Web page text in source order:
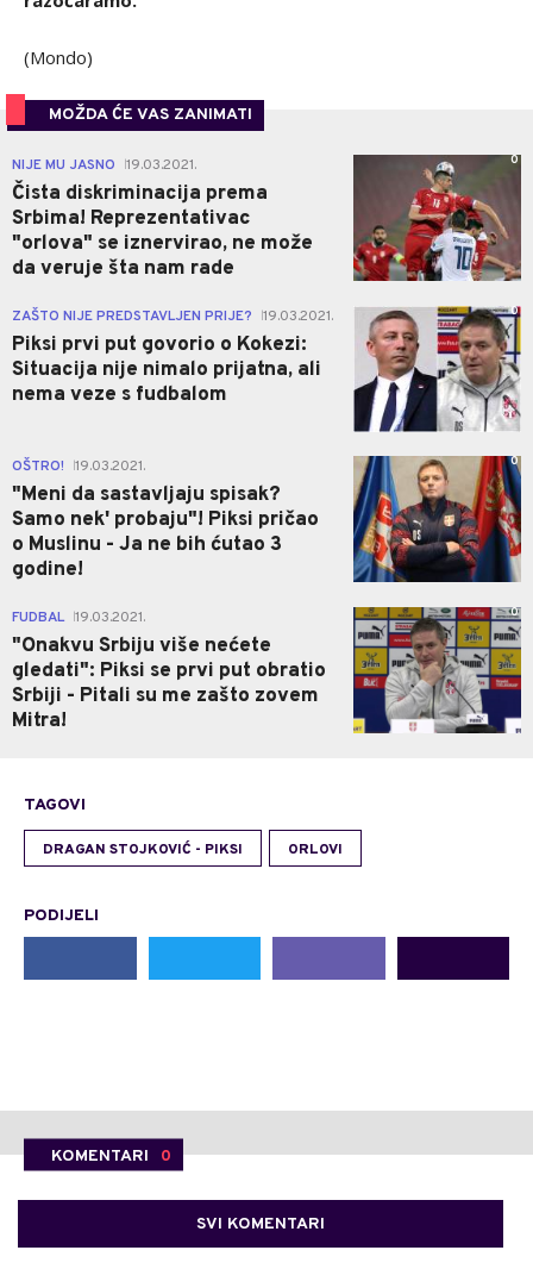
(Mondo)
MOŽDA ĆE VAS ZANIMATI
NIJE MU JASNO 19.03.2021.
Čista diskriminacija prema
Srbima! Reprezentativac
"orlova" se iznervirao, ne može
da veruje šta nam rade
0
ZAŠTO NIJE PREDSTAVLJEN PRIJE? 19.03.2021.
Piksi prvi put govorio o Kokezi:
Situacija nije nimalo prijatna, ali
nema veze s fudbalom
0
OŠTRO! 19.03.2021.
"Meni da sastavljaju spisak?
Samo nek' probaju"! Piksi pričao
o Muslinu - Ja ne bih ćutao 3
godine!
0
FUDBAL 19.03.2021.
"Onakvu Srbiju više nećete
gledati": Piksi se prvi put obratio
Srbiji - Pitali su me zašto zovem
Mitra!
0
TAGOVI
DRAGAN STOJKOVIĆ - PIKSI ORLOVI
PODIJELI
KOMENTARI 0
SVI KOMENTARI